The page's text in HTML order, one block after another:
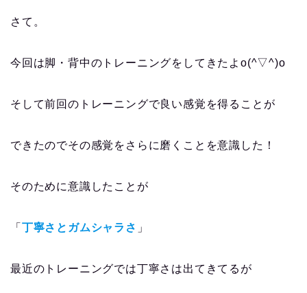
さて。
今回は脚・背中のトレーニングをしてきたよo(^▽^)o
そして前回のトレーニングで良い感覚を得ることが
できたのでその感覚をさらに磨くことを意識した！
そのために意識したことが
「 丁寧さとガムシャラさ 」
最近のトレーニングでは丁寧さは出てきてるが